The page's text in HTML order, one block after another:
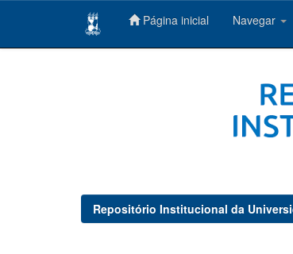
Página inicial Navegar
Repositório Institucional da